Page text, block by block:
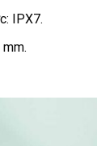
IPX7.